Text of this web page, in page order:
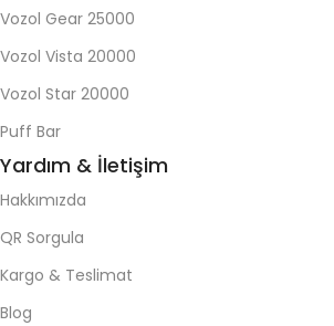
Vozol Gear 25000
Vozol Vista 20000
Vozol Star 20000
Puff Bar
Yardım & İletişim
Hakkımızda
QR Sorgula
Kargo & Teslimat
Blog